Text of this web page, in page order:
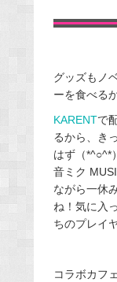
グッズもノ
ーを食べる
KARENTで
るから、き
はず（*^○^*
音ミク
ながら一休
ね！気に入
ちのプレイ
コラボカフ